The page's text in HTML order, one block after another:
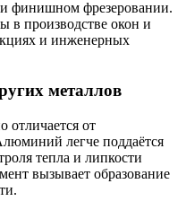
финишном фрезеровании.
в производстве окон и
и инженерных
металлов
отличается от
легче поддаётся
тепла и липкости
вызывает образование